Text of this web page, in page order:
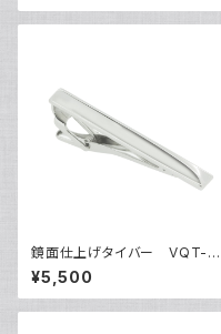
鏡面仕上げタイバー VQT-03
03
¥5,500